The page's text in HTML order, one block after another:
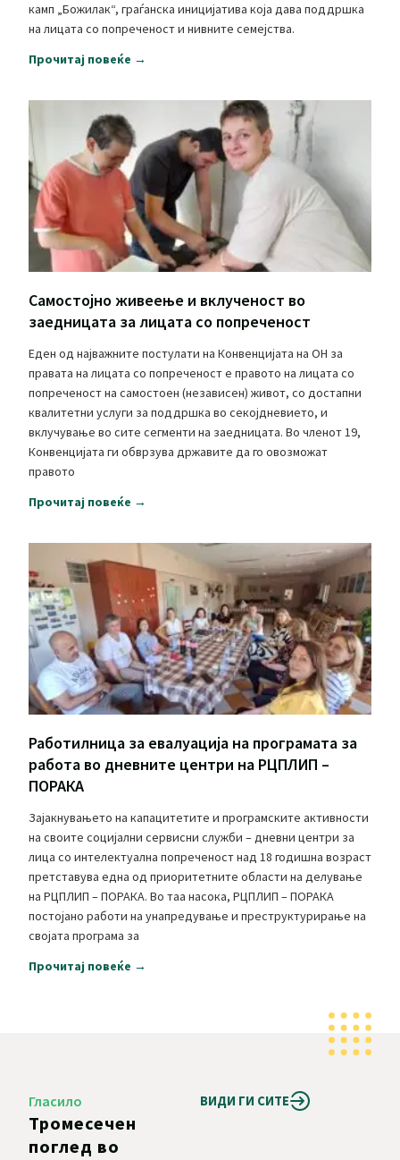
камп „Божилак“, граѓанска иницијатива која дава поддршка
на лицата со попреченост и нивните семејства.
Прочитај повеќе →
Самостојно живеење и вклученост во
заедницата за лицата со попреченост
Еден од најважните постулати на Конвенцијата на ОН за
правата на лицата со попреченост е правото на лицата со
попреченост на самостоен (независен) живот, со достапни
квалитетни услуги за поддршка во секојдневието, и
вклучување во сите сегменти на заедницата. Во членот 19,
Конвенцијата ги обврзува државите да го овозможат
правото
Прочитај повеќе →
Работилница за евалуација на програмата за
работа во дневните центри на РЦПЛИП –
ПОРАКА
Зајакнувањето на капацитетите и програмските активности
на своите социјални сервисни служби – дневни центри за
лица со интелектуална попреченост над 18 годишна возраст
претставува една од приоритетните области на делување
на РЦПЛИП – ПОРАКА. Во таа насока, РЦПЛИП – ПОРАКА
постојано работи на унапредување и преструктурирање на
својата програма за
Прочитај повеќе →
Гласило
Тромесечен
поглед во
ВИДИ ГИ СИТЕ